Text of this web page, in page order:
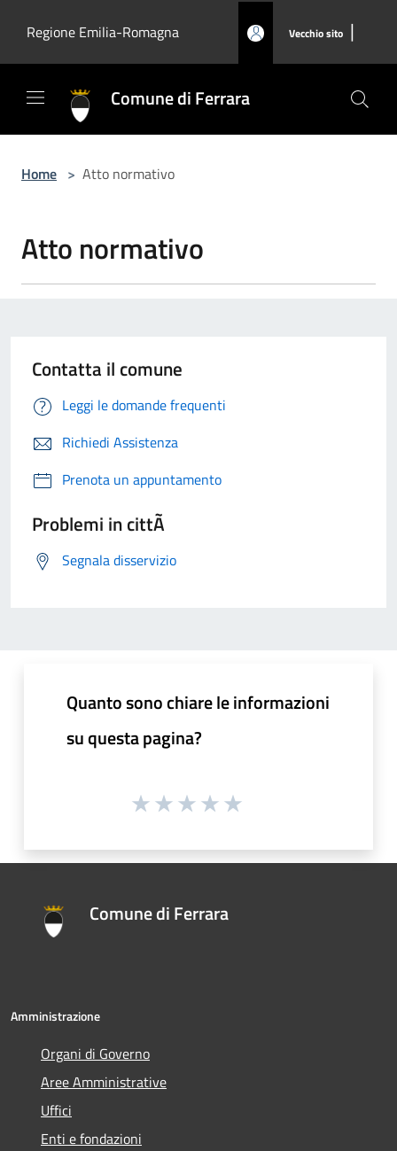
Regione Emilia-Romagna
Vecchio sito |
Comune di Ferrara
Home > Atto normativo
Atto normativo
Contatta il comune
Leggi le domande frequenti
Richiedi Assistenza
Prenota un appuntamento
Problemi in cittÃ
Segnala disservizio
Quanto sono chiare le informazioni
su questa pagina?
Comune di Ferrara
Amministrazione
Organi di Governo
Aree Amministrative
Uffici
Enti e fondazioni